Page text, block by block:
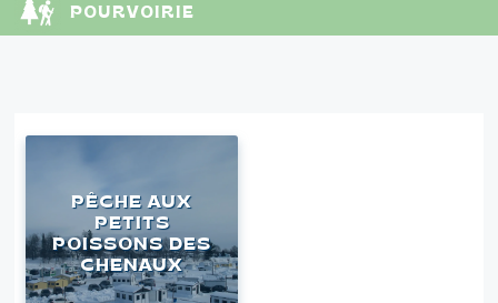
POURVOIRIE
PÊCHE AUX
PETITS
POISSONS DES
CHENAUX